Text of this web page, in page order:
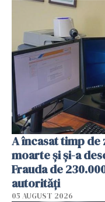
A încasat timp de
moarte și și-a
Frauda de
autorități
05 AUGUST 2026